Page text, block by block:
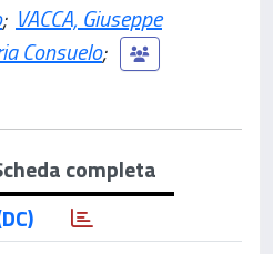
; VACCA, Giuseppe
Consuelo;
completa